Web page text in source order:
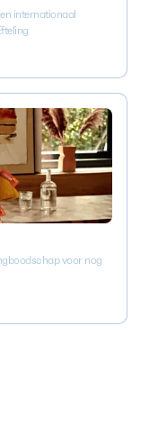
internationaal
voor nog